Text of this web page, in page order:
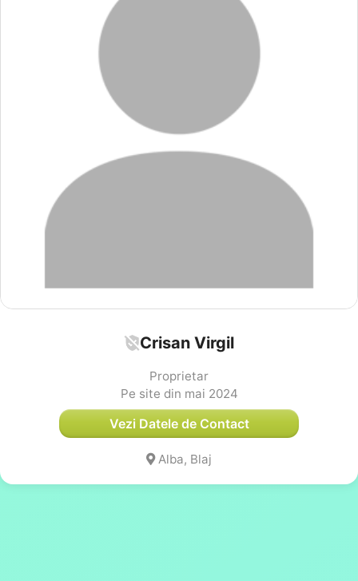
Crisan Virgil
Proprietar
Pe site din mai 2024
Vezi Datele de Contact
Alba, Blaj